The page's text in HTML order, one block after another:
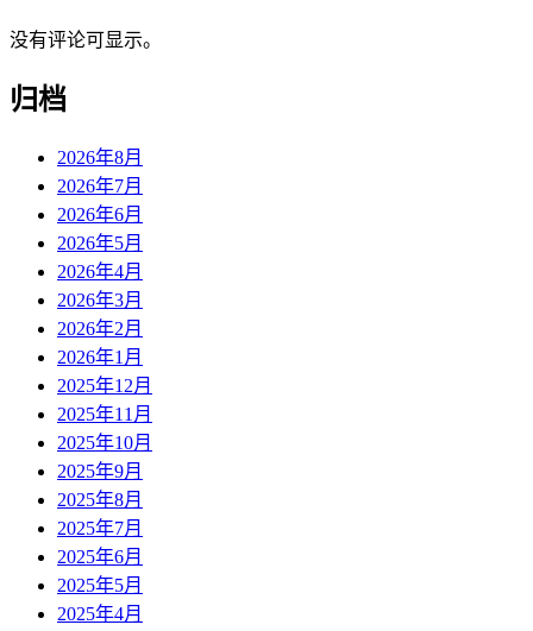
没有评论可显示。
归档
2026年8月
2026年7月
2026年6月
2026年5月
2026年4月
2026年3月
2026年2月
2026年1月
2025年12月
2025年11月
2025年10月
2025年9月
2025年8月
2025年7月
2025年6月
2025年5月
2025年4月